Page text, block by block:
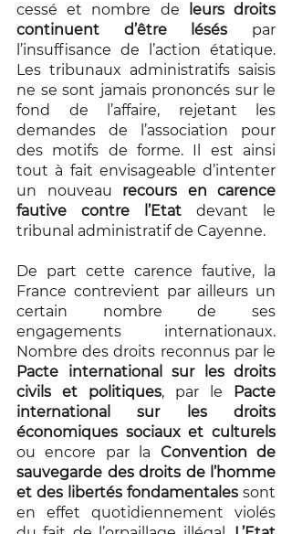
cessé et nombre de
leurs droits
continuent d’être lésés par
l’insuffisance de l’action étatique.
Les tribunaux administratifs saisis
ne se sont jamais prononcés sur le
fond de l’affaire, rejetant les
demandes de l’association pour
des motifs de forme. Il est ainsi
tout à fait envisageable d’intenter
un nouveau recours en carence
fautive contre l’Etat devant le
tribunal administratif de Cayenne.
De part cette carence fautive, la
France contrevient par ailleurs un
certain nombre de ses
engagements internationaux.
Pacte international sur les droits
civils et politiques, par le
Pacte
international sur les droits
économiques sociaux et culturels
ou encore par la Convention de
sauvegarde des droits de l’homme
et des libertés fondamentales sont
en effet quotidiennement violés